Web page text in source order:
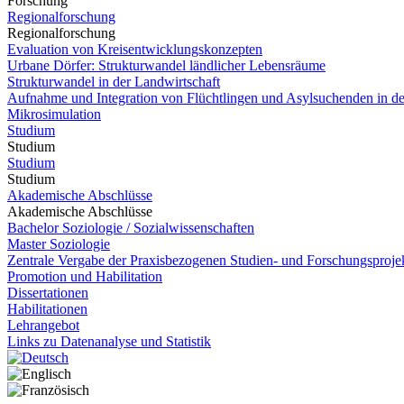
Regionalforschung
Regionalforschung
Evaluation von Kreisentwicklungskonzepten
Urbane Dörfer: Strukturwandel ländlicher Lebensräume
Strukturwandel in der Landwirtschaft
Aufnahme und Integration von Flüchtlingen und Asylsuchenden in
Mikrosimulation
Studium
Studium
Studium
Studium
Akademische Abschlüsse
Akademische Abschlüsse
Bachelor Soziologie / Sozialwissenschaften
Master Soziologie
Zentrale Vergabe der Praxisbezogenen Studien- und
Promotion und Habilitation
Dissertationen
Habilitationen
Lehrangebot
Links zu Datenanalyse und Statistik